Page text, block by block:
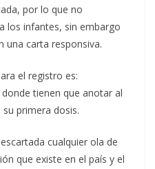
por lo que no
los infantes, sin embargo
una carta responsiva.
el registro es:
tienen que anotar al
primera dosis.
cualquier ola de
que existe en el país y el